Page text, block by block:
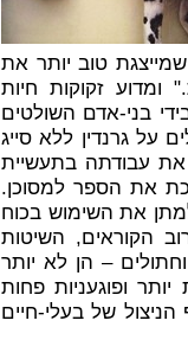
טוב יותר את
ומדוע זקוקות חיות
בני-אדם השולטים
על גרנדין ללא סייג
עבודתה בתעשיית
את הספר למסוכן.
את השימוש בכוח
הקוראים, השיטות
– הן לא יותר
ופוגעניות פחות
של בעלי-חיים